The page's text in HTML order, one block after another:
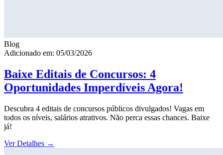
Blog
Adicionado em: 05/03/2026
Baixe Editais de Concursos: 4
Oportunidades Imperdíveis Agora!
Descubra 4 editais de concursos públicos divulgados! Vagas em
todos os níveis, salários atrativos. Não perca essas chances. Baixe
já!
Ver Detalhes →